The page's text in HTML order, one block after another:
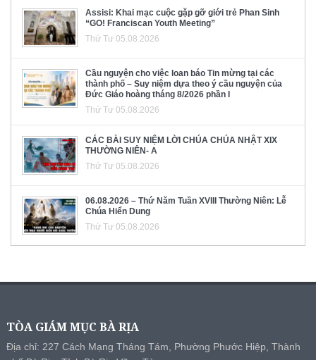
Assisi: Khai mạc cuộc gặp gỡ giới trẻ Phan Sinh
“GO! Franciscan Youth Meeting”
Thứ Tư 05.08.2026
Cầu nguyện cho việc loan báo Tin mừng tại các
thành phố – Suy niệm dựa theo ý cầu nguyện của
Đức Giáo hoàng tháng 8/2026 phần I
Thứ Tư 05.08.2026
CÁC BÀI SUY NIỆM LỜI CHÚA CHÚA NHẬT XIX
THƯỜNG NIÊN- A
Thứ Tư 05.08.2026
06.08.2026 – Thứ Năm Tuần XVIII Thường Niên: Lễ
Chúa Hiển Dung
Thứ Tư 05.08.2026
TÒA GIÁM MỤC BÀ RỊA
Địa chỉ: 227 Cách Mạng Tháng Tám, Phường Phước Hiệp, Thành